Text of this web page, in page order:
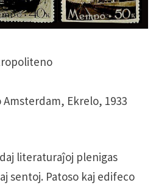
Ekrelo, 1933
literaturaĵoj plenigas
sentoj. Patoso kaj edifeco